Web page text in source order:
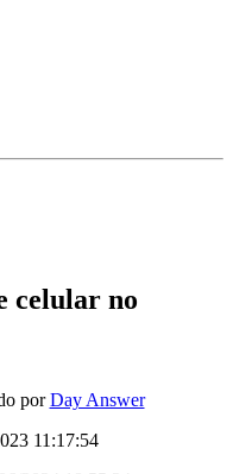
celular no
porDay Answer
11:17:54